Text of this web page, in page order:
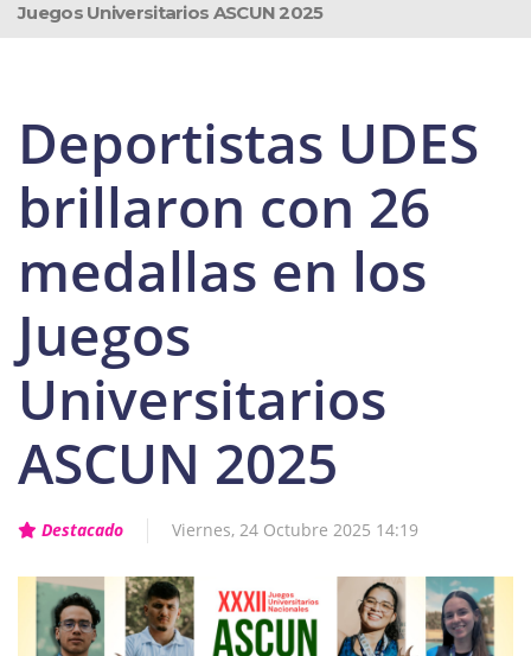
Juegos Universitarios ASCUN 2025
Deportistas UDES
brillaron con 26
medallas en los
Juegos
Universitarios
ASCUN 2025
Destacado Viernes, 24 Octubre 2025 14:19